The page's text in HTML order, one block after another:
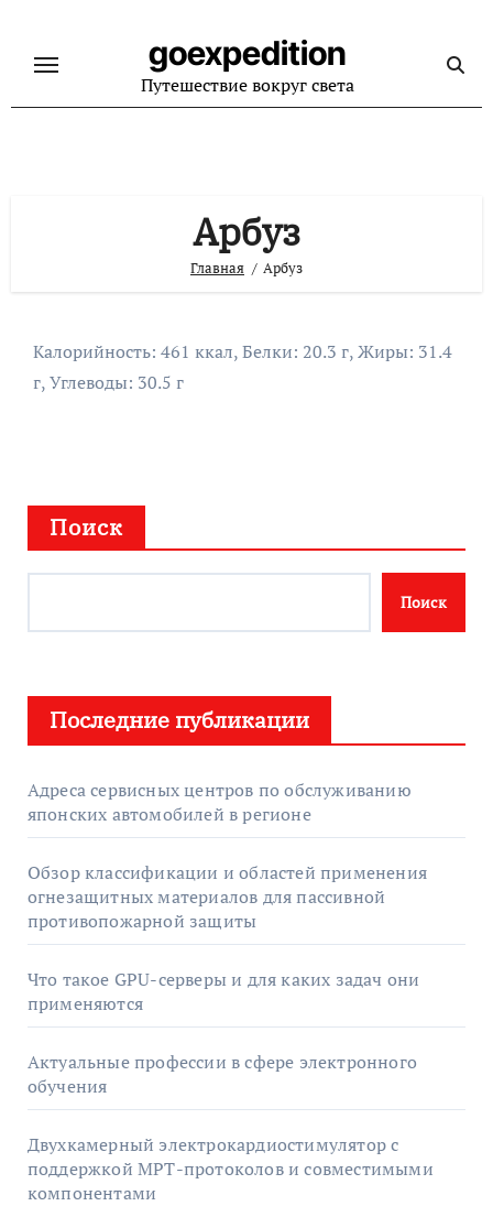
содержанию
goexpedition
Путешествие вокруг света
Арбуз
Главная Арбуз
Калорийность: 461 ккал, Белки: 20.3 г, Жиры: 31.4
г, Углеводы: 30.5 г
Поиск
Поиск
Последние публикации
Адреса сервисных центров по обслуживанию
японских автомобилей в регионе
Обзор классификации и областей применения
огнезащитных материалов для пассивной
противопожарной защиты
Что такое GPU-серверы и для каких задач они
применяются
Актуальные профессии в сфере электронного
обучения
Двухкамерный электрокардиостимулятор с
поддержкой МРТ-протоколов и совместимыми
компонентами